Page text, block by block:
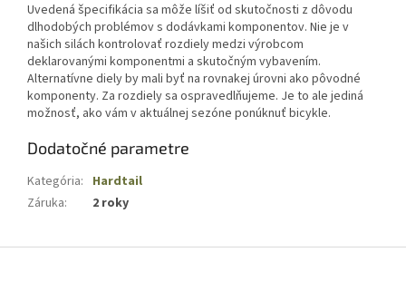
Uvedená špecifikácia sa môže líšiť od skutočnosti z dôvodu
dlhodobých problémov s dodávkami komponentov. Nie je v
našich silách kontrolovať rozdiely medzi výrobcom
deklarovanými komponentmi a skutočným vybavením.
Alternatívne diely by mali byť na rovnakej úrovni ako pôvodné
komponenty. Za rozdiely sa ospravedlňujeme. Je to ale jediná
možnosť, ako vám v aktuálnej sezóne ponúknuť bicykle.
Dodatočné parametre
Kategória: Hardtail
Záruka: 2 roky